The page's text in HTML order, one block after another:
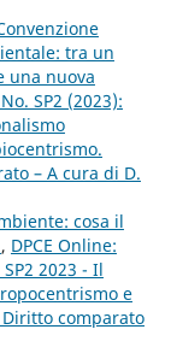
tra un
una nuova
SP2 (2023):
– A cura di D.
cosa il
, DPCE Online:
2023 - Il
e
comparato